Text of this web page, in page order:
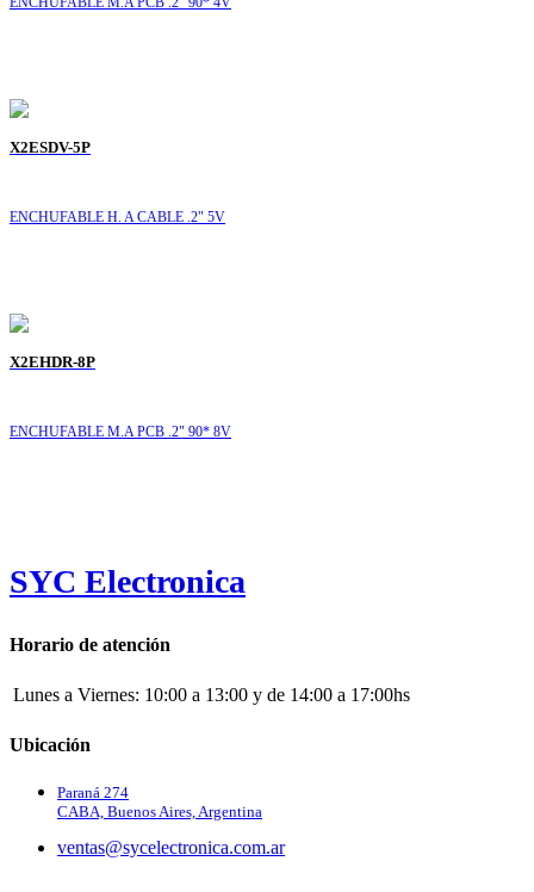
X2ESDV-5P
ENCHUFABLE H. A CABLE .2" 5V
X2EHDR-8P
ENCHUFABLE M.A PCB .2" 90* 8V
SYC Electronica
Horario de atención
Lunes a Viernes: 10:00 a 13:00 y de 14:00 a 17:00hs
Ubicación
Paraná 274
CABA, Buenos Aires, Argentina
ventas@sycelectronica.com.ar